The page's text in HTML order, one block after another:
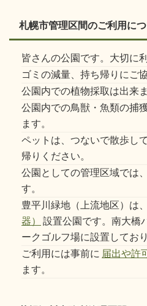
札幌市管理区間のご利用に
皆さんの公園です。大切に
ゴミの減量、持ち帰りにご
公園内での植物採取は出来ま
公園内での鳥獣・魚類の捕
ます。
ペットは、つないで散歩し
帰りください。
公園としての管理区域では
す。
豊平川緑地（上流地区）は、
器）
設置公園です。南大橋
ークゴルフ場に設置しており
ご利用には事前に 届出や許
ます。